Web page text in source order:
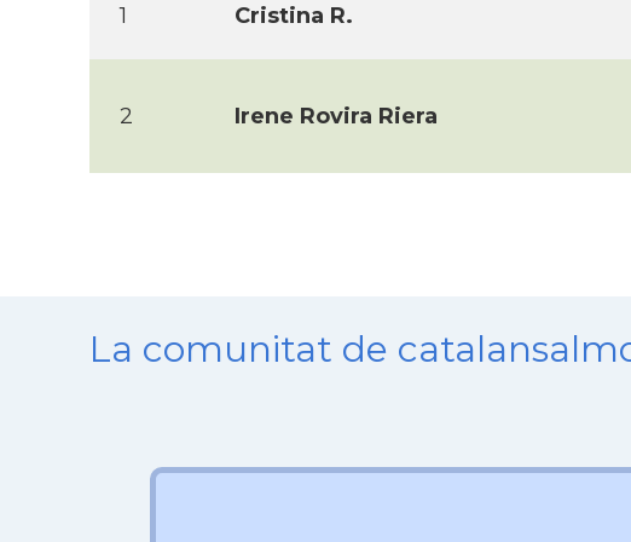
1 Cristina R.
2 Irene Rovira Riera
La comunitat de